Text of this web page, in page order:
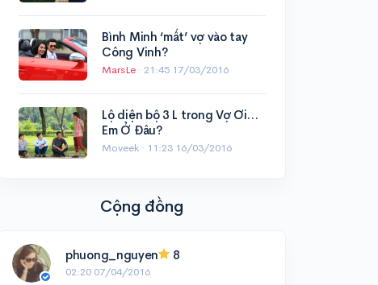
Bình Minh ‘mất’ vợ vào tay
Công Vinh?
MarsLe · 21:45 17/03/2016
Lộ diện bộ 3 L trong Vợ Ơi…
Em Ở Đâu?
Moveek · 11:23 16/03/2016
Cộng đồng
phuong_nguyen 8
02:20 07/04/2016